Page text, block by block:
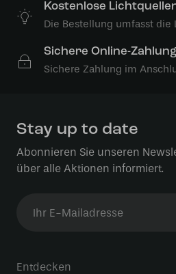
Kostenlose
Die Bestellung umfasst die
Sichere Online-Zahlung
Sichere Zahlung im
Stay up to date
Abonnieren Sie unseren
über alle Aktionen informiert.
Entdecken